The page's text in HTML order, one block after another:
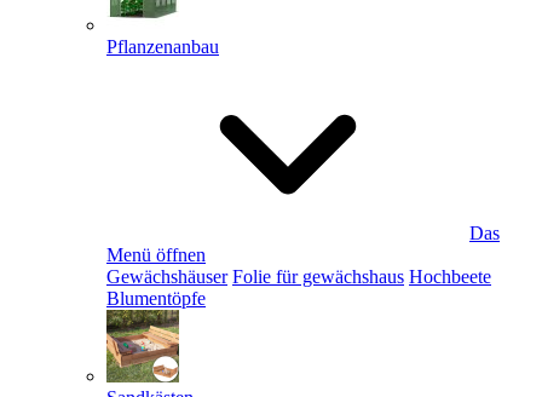
Pflanzenanbau
Das
Menü öffnen
Gewächshäuser Folie für gewächshaus Hochbeete
Blumentöpfe